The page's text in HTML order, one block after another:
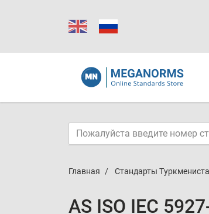
Главная Стандарты
AS ISO IEC